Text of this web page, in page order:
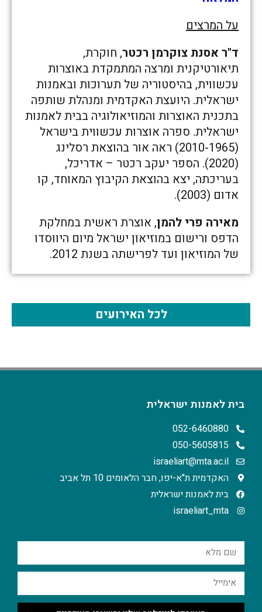
על המרצים
ד"ר אסנת צוקרמן רכטר, חוקרת,
תיאורטיקנית ומרצה המתמקדת באוצרות
עכשווית, בהיסטוריה של תערוכות ובאמנות
ישראלית. היועצת האקדמית ומנהלת שותפה
בתכנית האוצרות והמוזיאולוגיה בבית לאמנות
ישראלית. ספרה אוצרות עכשווית בישראל
(2010-1965) ראה אור בהוצאת רסלינג
(2020). הספר יעקב רכטר – אדריכל,
בעריכתה, יצא בהוצאת הקיבוץ המאוחד, קו
אדום (2003).
מאירה פרי להמן, אוצרת ראשית במחלקת
הדפס ורישום במוזיאון ישראל מיום היווסדו
של המוזיאון ועד לפרישתה בשנת 2012.
לכל האירועים
בית לאמנות ישראלית
052-6460880
050-5605815
israeliart@mta.ac.il
האקדמית ת"א-יפו, חבר הלאומים 10 תל אביב
בית לאמנות ישראלית
israeliart_mta